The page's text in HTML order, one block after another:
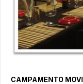
CAMPAMENTO